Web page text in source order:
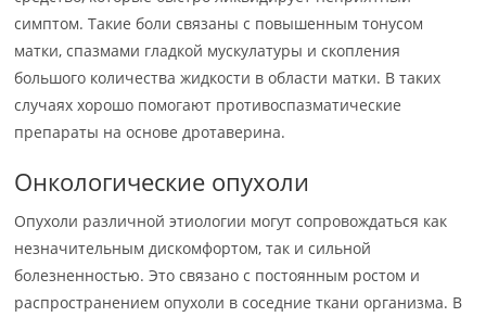
симптом. Такие боли связаны с повышенным тонусом
матки, спазмами гладкой мускулатуры и скопления
большого количества жидкости в области матки. В таких
случаях хорошо помогают противоспазматические
препараты на основе дротаверина.
Онкологические опухоли
Опухоли различной этиологии могут сопровождаться как
незначительным дискомфортом, так и сильной
болезненностью. Это связано с постоянным ростом и
распространением опухоли в соседние ткани организма. В